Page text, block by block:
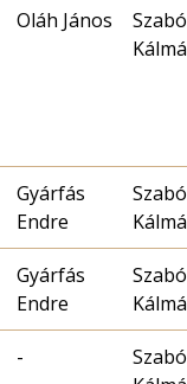
Oláh János
Szabó
Gyárfás
Endre
Szabó
Gyárfás
Endre
Szabó
-
Szabó